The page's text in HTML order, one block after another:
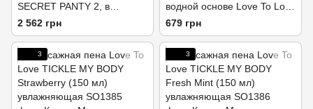
SECRET PANTY 2, в
комплекте трусики,
вибропуля, пульт ДУ, 10
режимов работы
2 562 грн
водной основе Love To Love
SUPER SMOOTH (50 мл)
679 грн
3 3